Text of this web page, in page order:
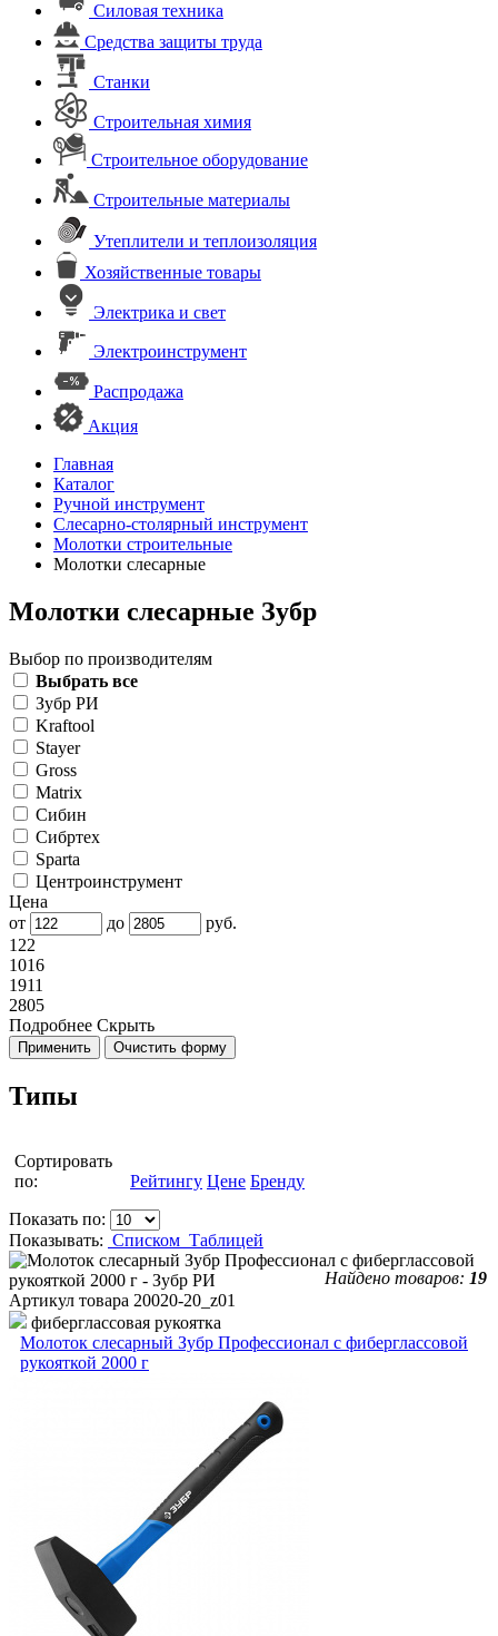
Силовая техника
Средства защиты труда
Станки
Строительная химия
Строительное оборудование
Строительные материалы
Утеплители и теплоизоляция
Хозяйственные товары
Электрика и свет
Электроинструмент
Распродажа
Акция
Главная
Каталог
Ручной инструмент
Слесарно-столярный инструмент
Молотки строительные
Молотки слесарные
Молотки слесарные Зубр
Выбор по производителям
Выбрать все
Зубр РИ
Kraftool
Stayer
Gross
Matrix
Сибин
Сибртех
Sparta
Центроинструмент
Цена
от
до
руб.
122
1016
1911
2805
Подробнее Скрыть
Типы
Сортировать
по:
Рейтингу Цене Бренду
Показать по:
Показывать: Списком Таблицей
Найдено товаров: 19
Артикул товара 20020-20_z01
фиберглассовая рукоятка
Молоток слесарный Зубр Профессионал с фиберглассовой
рукояткой 2000 г